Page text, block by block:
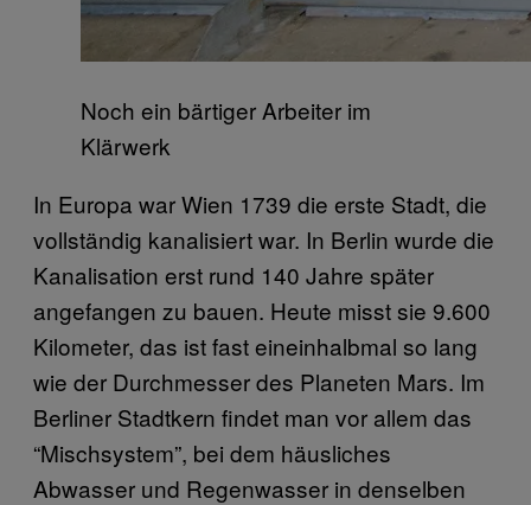
Noch ein bärtiger Arbeiter im
Klärwerk
In Europa war Wien 1739 die erste Stadt, die
vollständig kanalisiert war. In Berlin wurde die
Kanalisation erst rund 140 Jahre später
angefangen zu bauen. Heute misst sie 9.600
Kilometer, das ist fast eineinhalbmal so lang
wie der Durchmesser des Planeten Mars. Im
Berliner Stadtkern findet man vor allem das
“Mischsystem”, bei dem häusliches
Abwasser und Regenwasser in denselben